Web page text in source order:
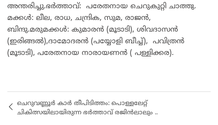
അന്തരിച്ചു.ഭർത്താവ്: പരേതനായ ചെറുകുറ്റി ചാത്തു.
മക്കൾ: ലീല, രാധ, ചന്ദ്രിക, സുമ, രാജൻ,
ബിന്ദു.മരുമക്കൾ: കുമാരൻ (മൂടാടി), ശിവദാസൻ
(ഇരിങ്ങൽ),ദാമോദരൻ (പയ്യോളി ബീച്ച്), പവിത്രൻ
(മൂടാടി), പരേതനായ നാരായണൻ ( പള്ളിക്കര).
ചെറുവണ്ണൂർ കാർ തീപിടിത്തം: പൊള്ളലേറ്റ്
ചികിത്സയിലായിരുന്ന ഭർത്താവ് രജിൻലാലും ..